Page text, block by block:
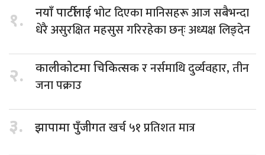
१. नयाँ पार्टीलाईभोट दिएका मानिसहरू आज सबैभन्दा
धेरै असुरक्षित महसुस गरिरहेका छन्ः अध्यक्ष लिङ्देन
२. कालीकोटमा चिकित्सकर नर्समाथि दुर्व्यवहार, तीन
जना पक्राउ
३. झापामा पुँजीगतखर्च ५१ प्रतिशत मात्र